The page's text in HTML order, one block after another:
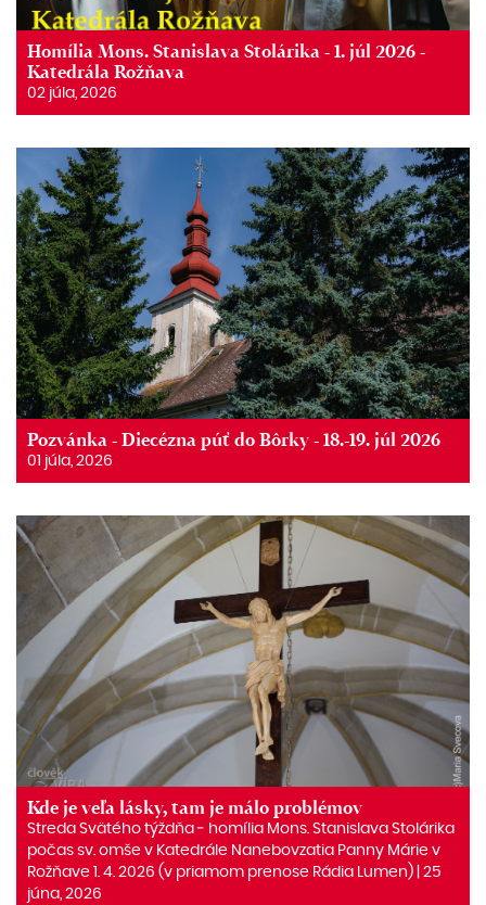
Homília Mons. Stanislava Stolárika - 1. júl 2026 -
Katedrála Rožňava
02 júla, 2026
Pozvánka - Diecézna púť do Bôrky - 18.-19. júl 2026
01 júla, 2026
Kde je veľa lásky, tam je málo problémov
Streda Svätého týždňa ‒ homília Mons. Stanislava Stolárika
počas sv. omše v Katedrále Nanebovzatia Panny Márie v
Rožňave 1. 4. 2026 (v priamom prenose Rádia Lumen) | 25
júna, 2026